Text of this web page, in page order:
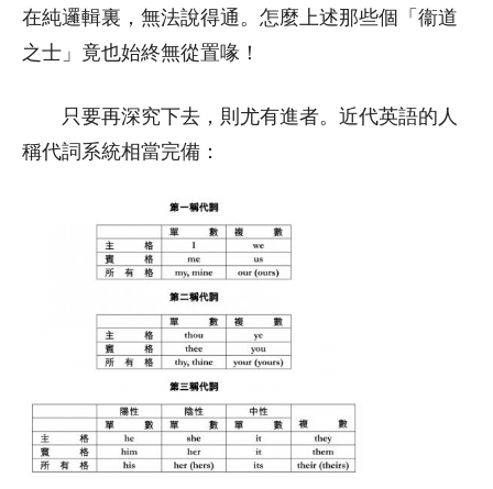
在純邏輯裏，無法說得通。怎麼上述那些個「衞道
之士」竟也始終無從置喙！
只要再深究下去，則尤有進者。近代英語的人
稱代詞系統相當完備：